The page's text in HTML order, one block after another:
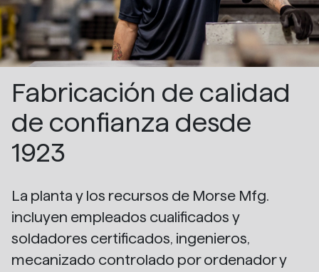
Fabricación de calidad
de confianza desde
1923
La planta y los recursos de Morse Mfg.
incluyen empleados cualificados y
soldadores certificados, ingenieros,
mecanizado controlado por ordenador y